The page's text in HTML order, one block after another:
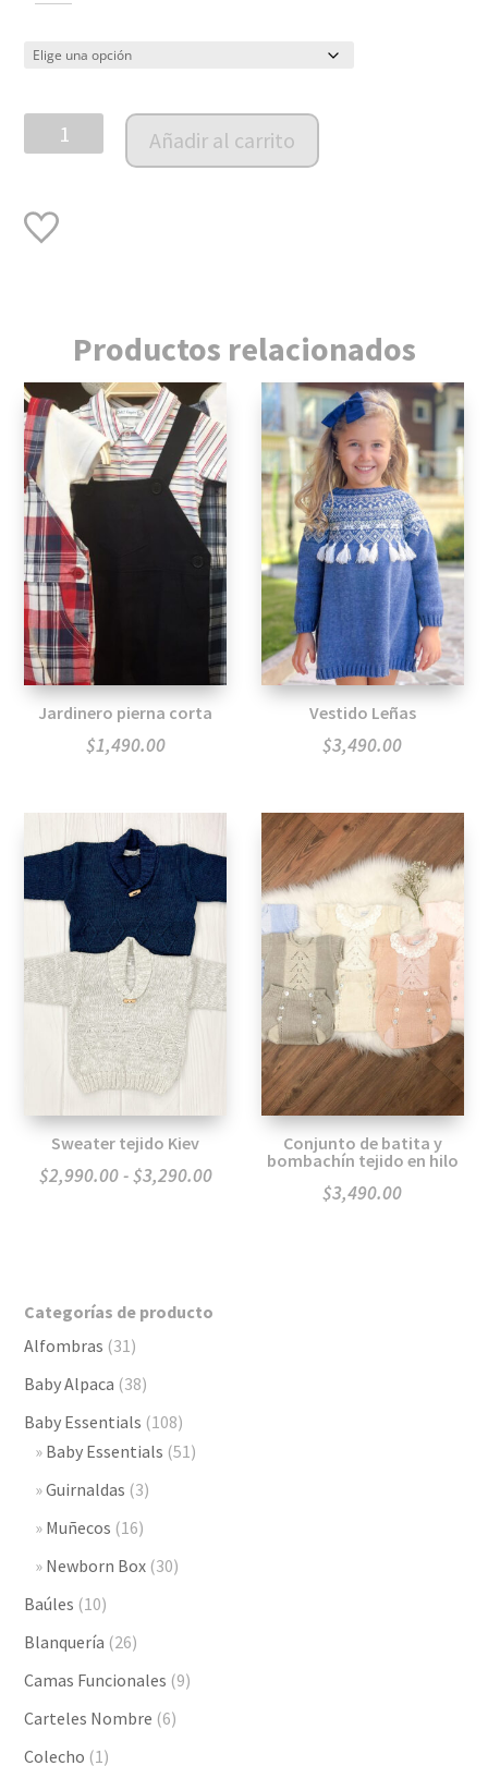
tejido
cantidad
Añadir al carrito
Productos relacionados
Jardinero pierna corta
$1,490.00
Vestido Leñas
$3,490.00
Sweater tejido Kiev
$2,990.00-$3,290.00Rango
Conjunto de batita y
bombachín tejido en hilo
$3,490.00
Categorías de producto
Alfombras (31)
Baby Alpaca (38)
Baby Essentials (108)
Baby Essentials (51)
Guirnaldas (3)
Muñecos (16)
Newborn Box (30)
Baúles (10)
Blanquería (26)
Camas Funcionales (9)
Carteles Nombre (6)
Colecho (1)